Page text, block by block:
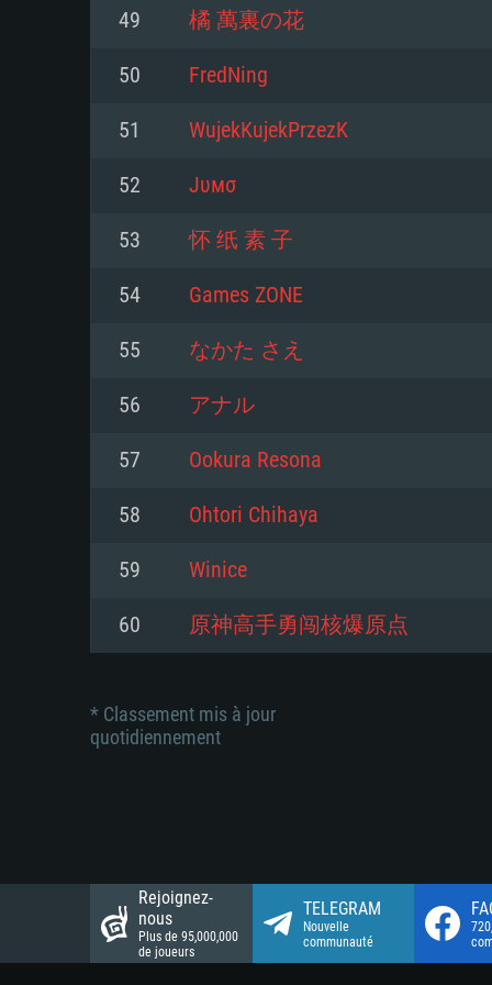
Minimum
Carte graphique supportant
Radeon 77XX / NVIDIA
résolution minimale supportée
Disque dur: 23.1 Go (client
Minimum
processeurs Intel Xeon ne sont
Mémoire: 6 GB
Carte graphique: Intel Iris Pro
analogue AMD/Nvidia. La
Disque dur: 62,2 Go (client
Minimum
modernes
Processeur: Dual-Core 2.4 GHz
Mémoire: 4 GB
Carte graphique: NVIDIA 660
drivers (moins de 6 mois) / de
de 720p)
Connection: Connexion
Disque dur: 62,2 Go (client
49 橘 萬裏の花
50 FredNing
51 WujekKujekPrzezK
52 Jυмσ
53 怀 纸 素 子
54 Games ZONE
55 なかた さえ
56 アナル
57 Ookura Resona
58 Ohtori Chihaya
59 Winice
60 原神高手勇闯核爆原点
* Classement mis à jour
quotidiennement
Rejoignez-
nous
Plus de 95,000,000
de joueurs
TELEGRAM
Nouvelle
communauté